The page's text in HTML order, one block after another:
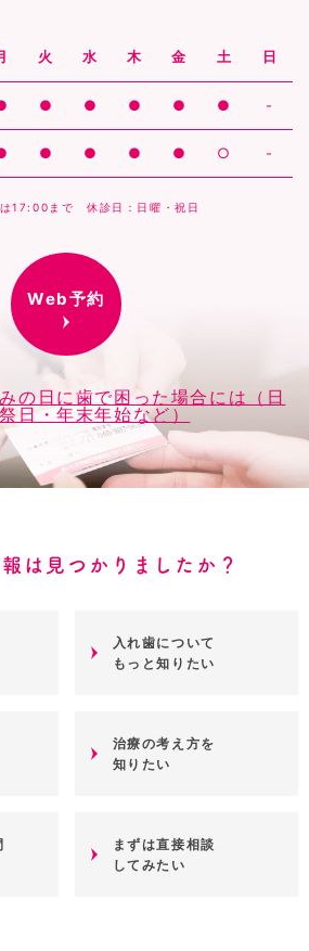
火 水 木 金 土 日
● ● ● ● ● -
● ● ● ● ○ -
17:00まで 休診日：日曜・祝日
Web予約
の日に歯で困った場合には（日
日・年末年始など）
は見つかりましたか？
入れ歯について
もっと知りたい
治療の考え方を
知りたい
まずは直接相談
してみたい